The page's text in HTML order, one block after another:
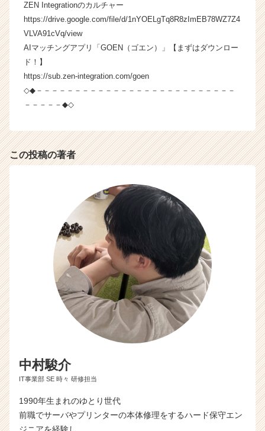
ZEN Integrationのカルチャー
https://drive.google.com/file/d/1nYOELgTq8R8zImEB78WZ7Z4
VLVA91cVq/view
AIマッチングアプリ「GOEN（ゴエン）」【まずはダウンロー
ド！】
https://sub.zen-integration.com/goen
◇◆－－－－－－－－－－－－－－－－－－－－－－－－－－
－－－－－◆◇
この投稿の著者
中村駿介
IT事業部 SE 時々 研修担当
1990年生まれのゆとり世代
前職でサーバやプリンターの本体修理をするハード保守エン